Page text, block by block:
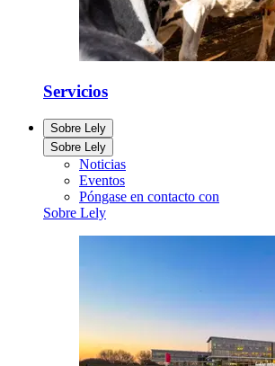
Servicios
Sobre Lely
Sobre Lely
Noticias
Eventos
Póngase en contacto con
Sobre Lely